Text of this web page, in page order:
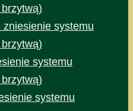
zniesienie systemu
systemu
systemu